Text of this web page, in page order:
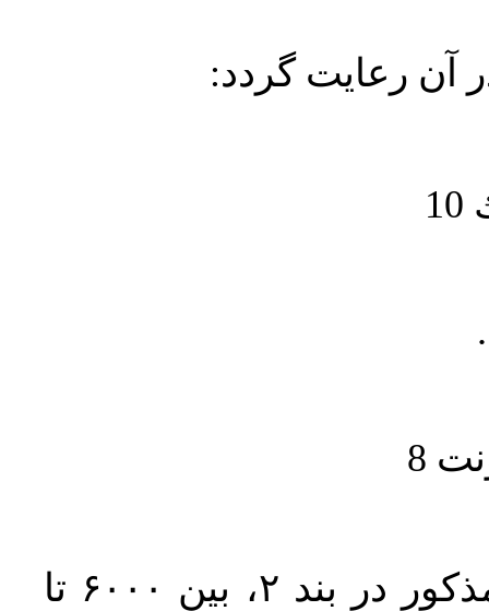
آن رعايت گردد:
حجم کل مقاله با احتساب تمام بخش‌های مذکور در بند ۲، بین ۶۰۰۰ تا